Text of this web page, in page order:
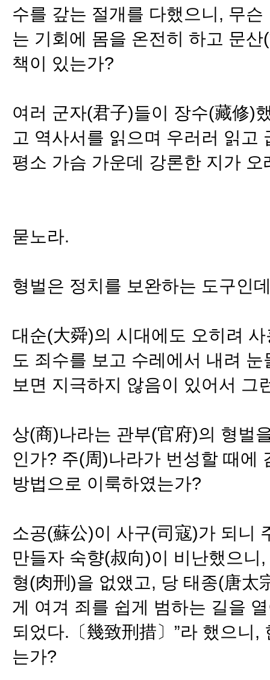
수를 갚는 절개를 다했으니, 무
는 기회에 몸을 온전히 하고 문
책이 있는가?
여러 군자(君子)들이 장수(藏修)
고 역사서를 읽으며 우러러 읽고
평소 가슴 가운데 강론한 지가
묻노라.
형벌은 정치를 보완하는 도구인
대순(大舜)의 시대에도 오히려
도 죄수를 보고 수레에서 내려
보면 지극하지 않음이 있어서 그
상(商)나라는 관부(官府)의 형벌
인가? 주(周)나라가 번성할 때에
방법으로 이룩하였는가?
소공(蘇公)이 사구(司寇)가 되니
만들자 숙향(叔向)이 비난했으
형(肉刑)을 없앴고, 당 태종(唐太
게 여겨 죄를 쉽게 범하는 길을
되었다.〔幾致刑措〕”라 했으니
는가?